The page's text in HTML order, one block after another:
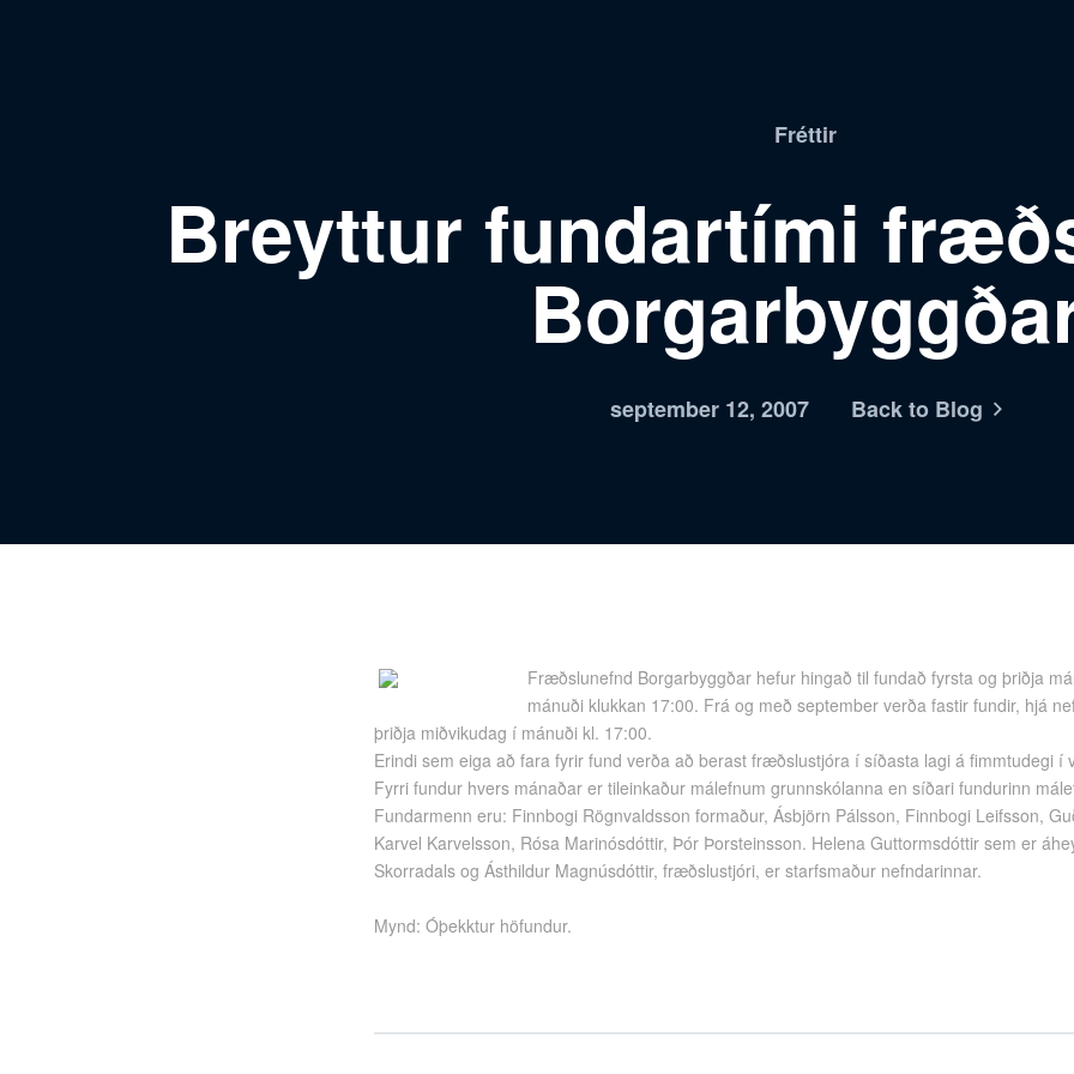
Fréttir
Breyttur fundartími
september 12, 2007 Back to Blog
Fræðslunefnd Borgarbyggðar hefur hingað til fundað fyrsta og þriðja
mánuði klukkan 17:00. Frá og með september verða fastir fundir, hjá
þriðja miðvikudag í mánuði kl. 17:00.
Erindi sem eiga að fara fyrir fund verða að berast fræðslustjóra í síðasta lagi á fimmtudegi í
Fyrri fundur hvers mánaðar er tileinkaður málefnum grunnskólanna en síðari fundurinn
Fundarmenn eru: Finnbogi Rögnvaldsson formaður, Ásbjörn Pálsson, Finnbogi Leifsson,
Karvel Karvelsson, Rósa Marinósdóttir, Þór Þorsteinsson. Helena Guttormsdóttir sem er
Skorradals og Ásthildur Magnúsdóttir, fræðslustjóri, er starfsmaður nefndarinnar.
Mynd: Óþekktur höfundur.